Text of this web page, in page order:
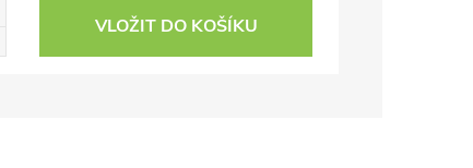
VLOŽIT DO KOŠÍKU